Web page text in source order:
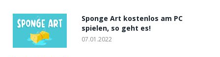
Sponge Art kostenlos am PC
spielen, so geht es!
07.01.2022